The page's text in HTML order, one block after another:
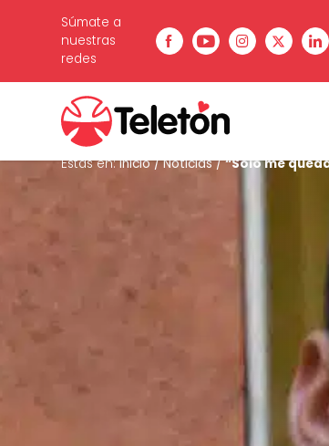
Súmate a
nuestras
redes
Estás en:Inicio/Noticias/“Sólo me